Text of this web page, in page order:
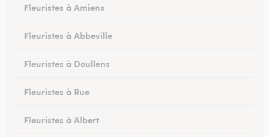
Fleuristes à Amiens
Fleuristes à Abbeville
Fleuristes à Doullens
Fleuristes à Rue
Fleuristes à Albert